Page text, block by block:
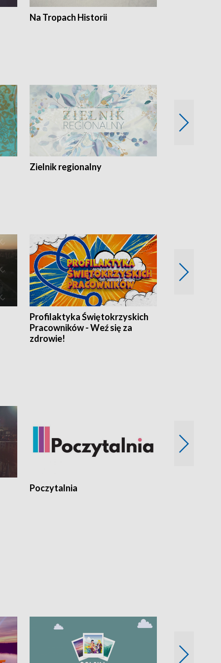
Na Tropach Historii
Zielnik regionalny
Profilaktyka Świętokrzyskich
Pracowników - Weź się za
zdrowie!
Poczytalnia